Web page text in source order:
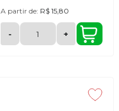
A partir de: R$ 15,80
- +